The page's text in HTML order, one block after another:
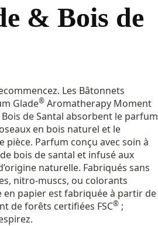
& Bois de
Les Bâtonnets
Glade® Aromatherapy Moment
Bois de Santal absorbent le parfum
en bois naturel et le
pièce. Parfum conçu avec soin à
bois de santal et infusé aux
naturelle. Fabriqués sans
nitro-muscs, ou colorants
papier est fabriquée à partir de
de forêts certifiées FSC® ;